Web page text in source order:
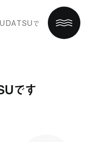
です（UDATSU）
です